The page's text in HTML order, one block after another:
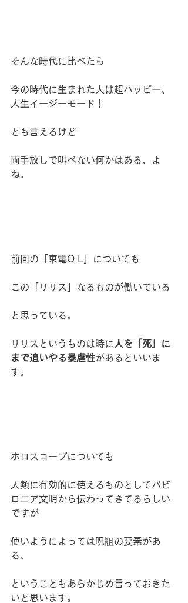
そんな時代に比べたら
今の時代に生まれた人は超ハッピー、
人生イージーモード！
とも言えるけど
両手放しで叫べない何かはある、よ
ね。
前回の「東電O L」についても
この「リリス」なるものが働いている
と思っている。
リリスというものは時に 人を「死」に
まで追いやる暴虐性があるといいま
す。
ホロスコープについても
人類に有効的に使えるものとしてバビ
ロニア文明から伝わってきてるらしい
ですが
使いようによっては呪詛の要素があ
る、
ということもあらかじめ言っておきた
いと思います。